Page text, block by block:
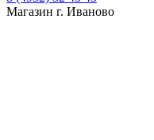
Магазин г. Иваново